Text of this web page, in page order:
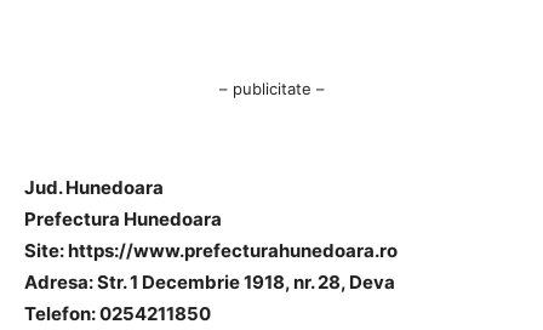
– publicitate –
Jud. Hunedoara
Prefectura Hunedoara
Site: https://www.prefecturahunedoara.ro
Adresa: Str. 1 Decembrie 1918, nr. 28, Deva
Telefon: 0254211850